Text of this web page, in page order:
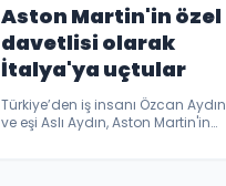
Aston Martin'in özel
davetlisi olarak
İtalya'ya uçtular
Türkiye’den iş insanı Özcan Aydın
ve eşi Aslı Aydın, Aston Martin'in